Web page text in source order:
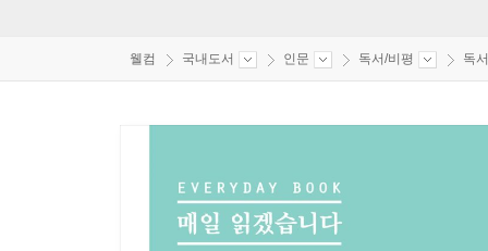
웰컴 국내도서 인문 독서/비평 독